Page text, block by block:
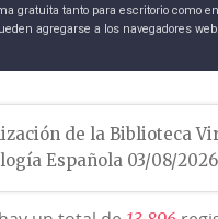
gratuita tanto para escritorio como
agregarse a los navegadores web.
de la Biblioteca
Española 03/08/2026